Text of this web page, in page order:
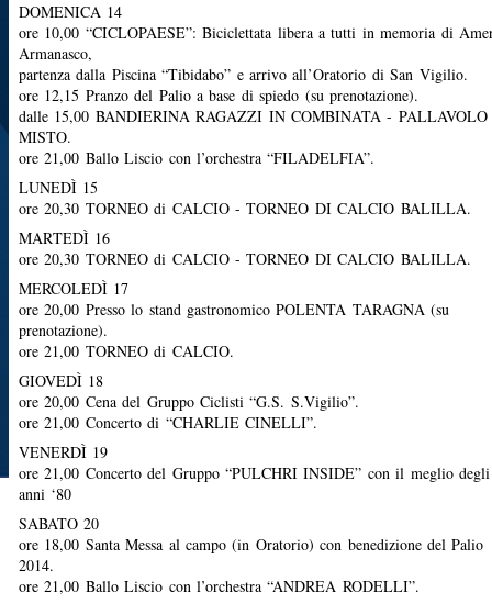
DOMENICA 14
ore 10,00 “CICLOPAESE”: Biciclettata libera a tutti in memoria di
Armanasco,
partenza dalla Piscina “Tibidabo” e arrivo all’Oratorio di San Vigilio.
ore 12,15 Pranzo del Palio a base di spiedo (su prenotazione).
dalle 15,00 BANDIERINA RAGAZZI IN COMBINATA - PALLAVOLO
MISTO.
ore 21,00 Ballo Liscio con l’orchestra “FILADELFIA”.
LUNEDÌ 15
ore 20,30 TORNEO di CALCIO - TORNEO DI CALCIO BALILLA.
MARTEDÌ 16
ore 20,30 TORNEO di CALCIO - TORNEO DI CALCIO BALILLA.
MERCOLEDÌ 17
ore 20,00 Presso lo stand gastronomico POLENTA TARAGNA (su
prenotazione).
ore 21,00 TORNEO di CALCIO.
GIOVEDÌ 18
ore 20,00 Cena del Gruppo Ciclisti “G.S. S.Vigilio”.
ore 21,00 Concerto di “CHARLIE CINELLI”.
VENERDÌ 19
ore 21,00 Concerto del Gruppo “PULCHRI INSIDE” con il meglio degli
anni ‘80
SABATO 20
ore 18,00 Santa Messa al campo (in Oratorio) con benedizione del Palio
2014.
ore 21,00 Ballo Liscio con l’orchestra “ANDREA RODELLI”.